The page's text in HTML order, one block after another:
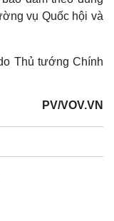
vụ Quốc hội và
Thủ tướng Chính
PV/VOV.VN